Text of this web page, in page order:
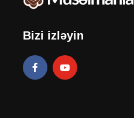
Bizi izləyin